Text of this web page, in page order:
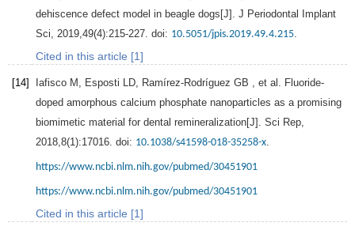
dehiscence defect model in beagle dogs[J]. J Periodontal Implant
Sci
2019 49(4):215-227. doi: 10.5051/jpis.2019.49.4.215
Cited in this article [1]
[14] Iafisco M Esposti LD Ramírez-Rodríguez GB , et al. Fluoride-
doped amorphous calcium phosphate nanoparticles as a promising
biomimetic material for dental remineralization[J]. Sci Rep
2018 8(1):17016. doi: 10.1038/s41598-018-35258-x
https://www.ncbi.nlm.nih.gov/pubmed/30451901
https://www.ncbi.nlm.nih.gov/pubmed/30451901
Cited in this article [1]